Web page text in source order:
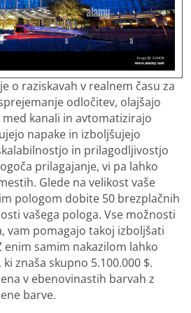
o raziskavah v realnem času za
odločitev, olajšajo
kanali in avtomatizirajo
napake in izboljšujejo
in prilagodljivostjo
prilagajanje, vi pa lahko
Glede na velikost vaše
pologom dobite 50 brezplačnih
vašega pologa. Vse možnosti
vam pomagajo takoj izboljšati
enim samim nakazilom lahko
znaša skupno 5.100.000 $.
v ebenovinastih barvah z
barve.